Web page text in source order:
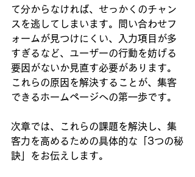
て分からなければ、せっかくのチャン
スを逃してしまいます。問い合わせフ
ォームが見つけにくい、入力項目が多
すぎるなど、ユーザーの行動を妨げる
要因がないか見直す必要があります。
これらの原因を解決することが、集客
できるホームページへの第一歩です。
次章では、これらの課題を解決し、集
客力を高めるための具体的な「3つの秘
訣」をお伝えします。